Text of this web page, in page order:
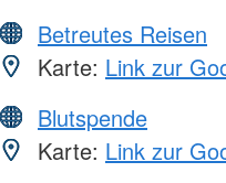
Betreutes Reisen
Karte: Link zur
Blutspende
Karte: Link zur